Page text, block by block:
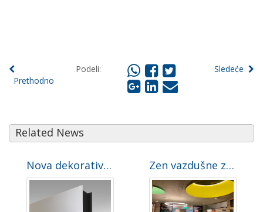
Prethodno
Podeli: Sledeće
Related News
Nova dekorativna ZEN BB vazdušna zavesa za velika vrata je stigla Zen vazdušne zavese za centar za brigu o deci u Sidneju, Australija